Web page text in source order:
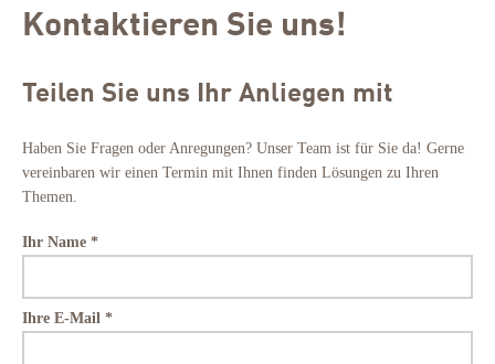
Kontaktieren Sie uns!
Teilen Sie uns Ihr Anliegen mit
Haben Sie Fragen oder Anregungen? Unser Team ist für Sie da! Gerne
vereinbaren wir einen Termin mit Ihnen finden Lösungen zu Ihren
Themen.
Ihr Name *
Ihre E-Mail *